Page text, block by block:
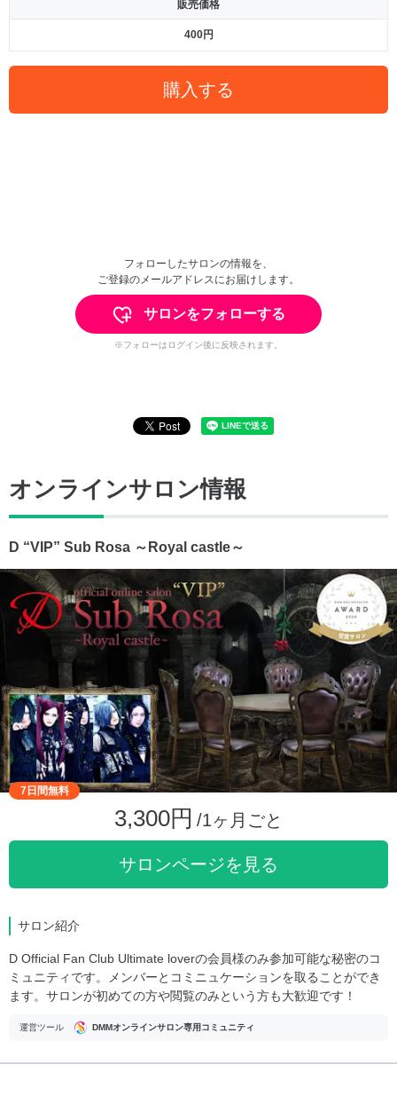
販売価格
400円
購入する
フォローしたサロンの情報を、
ご登録のメールアドレスにお届けします。
サロンをフォローする
※フォローはログイン後に反映されます。
オンラインサロン情報
D “VIP” Sub Rosa ～Royal castle～
7日間無料
3,300円 /1ヶ月ごと
サロンページを見る
サロン紹介
D Official Fan Club Ultimate loverの会員様のみ参加可能な秘密のコ
ミュニティです。メンバーとコミニュケーションを取ることができ
ます。サロンが初めての方や閲覧のみという方も大歓迎です！
運営ツール DMMオンラインサロン専用コミュニティ